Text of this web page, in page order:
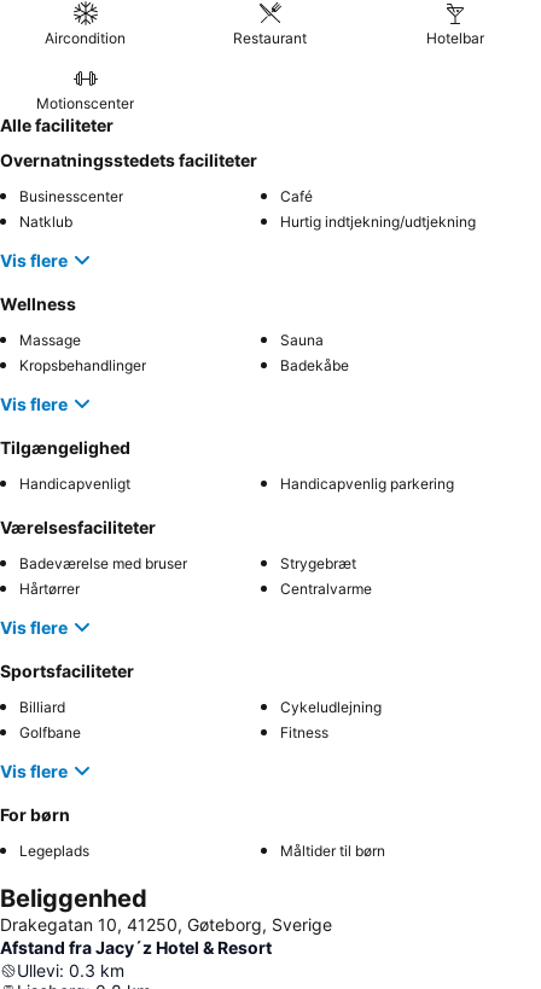
Aircondition Restaurant Hotelbar
Motionscenter
Alle faciliteter
Overnatningsstedets faciliteter
Businesscenter
Café
Natklub
Hurtig indtjekning/udtjekning
Vis flere
Wellness
Massage
Sauna
Kropsbehandlinger
Badekåbe
Vis flere
Tilgængelighed
Handicapvenligt Handicapvenlig parkering
Værelsesfaciliteter
Badeværelse med bruser
Strygebræt
Hårtørrer
Centralvarme
Vis flere
Sportsfaciliteter
Billiard
Cykeludlejning
Golfbane
Fitness
Vis flere
For børn
Legeplads Måltider til børn
Beliggenhed
Drakegatan 10, 41250, Gøteborg, Sverige
Afstand fra Jacy´z Hotel & Resort
Ullevi: 0.3 km